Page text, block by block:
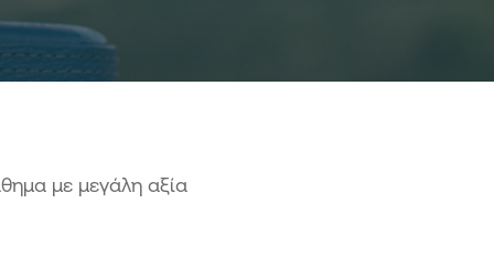
παράγοντας
συναλλαγών (3FA)
ανταλλαγή και υπογραφή
με μεγάλη αξία